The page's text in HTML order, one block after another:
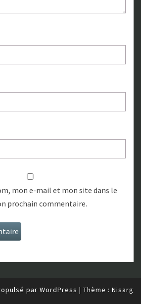
mon e-mail et mon site dans le
prochain commentaire.
par WordPress | Thème : Nisarg